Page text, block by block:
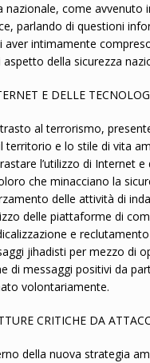
come avvenuto
parlando di questioni
intimamente
della sicurezza
E DELLE
al terrorismo,
territorio e lo stile di vita
l’utilizzo di Internet
che minacciano la
delle attività di
delle piattaforme di
e
jihadisti per mezzo di
di messaggi positivi da
volontariamente.
CRITICHE DA
della nuova strategia